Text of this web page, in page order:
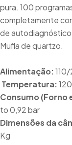
pura. 100
completamente
de
Mufla de quartzo.
Alimentação:
Temperatura:
Consumo (Forno
to 0,92 bar
Dimensões da
Kg